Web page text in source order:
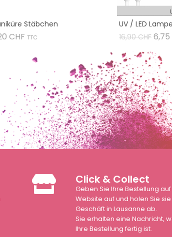
Stäbchen
CHF Preis
TTC
UV / LED
16,90 CHF 6,75
Click & Collect
Geben Sie Ihre Bestellung
Website auf und holen Sie
Geschäft in Lausanne ab.
Sie erhalten eine Nachricht,
Ihre Bestellung fertig ist.